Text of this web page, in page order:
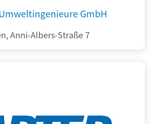
GmbH
Anni-Albers-Straße 7